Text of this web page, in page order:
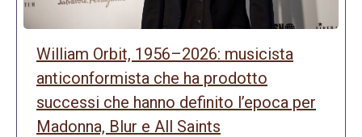
William Orbit, 1956–2026: musicista
anticonformista che ha prodotto
successi che hanno definito l’epoca per
Madonna, Blur e All Saints